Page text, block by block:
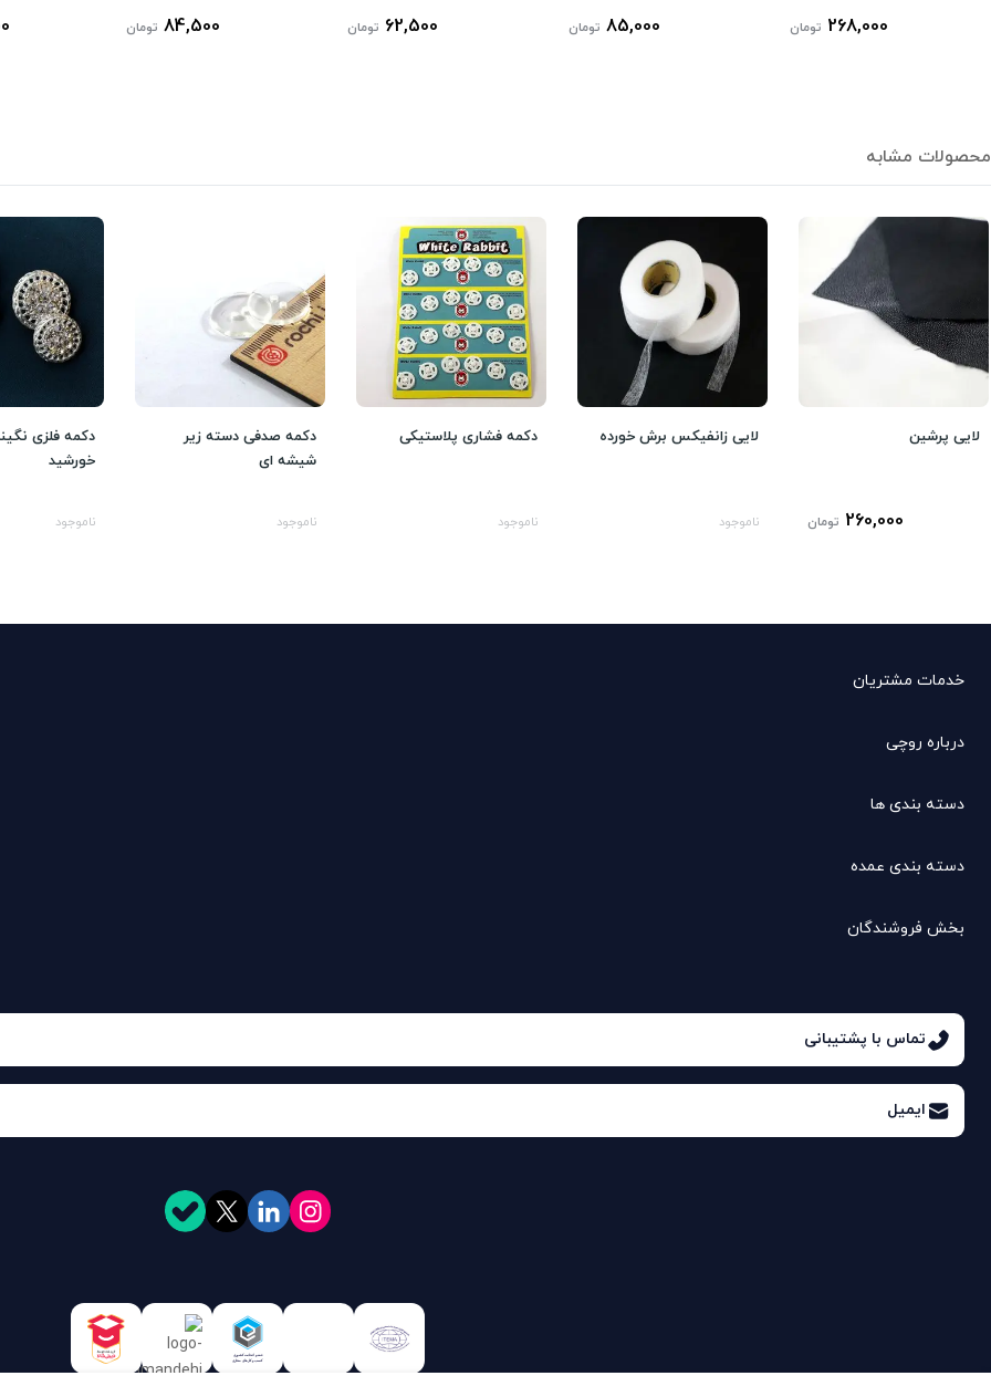
268,000 تومان 85,000 تومان 62,500 تومان 84,500 تومان
محصولات مشابه
لایی پرشین
260,000 تومان
لایی زانفیکس برش خورده
ناموجود
دکمه فشاری پلاستیکی
ناموجود
دکمه صدفی دسته زیر
شیشه ای
ناموجود
دکمه فلزی
خورشید
ناموجود
خدمات مشتریان
درباره روچی
دسته بندی ها
دسته بندی عمده
بخش فروشندگان
تماس با پشتیبانی
ایمیل